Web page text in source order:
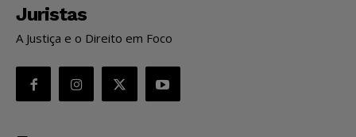
Juristas
A Justiça e o Direito em Foco